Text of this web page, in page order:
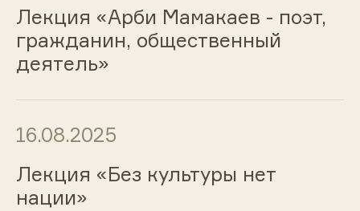
Лекция «Арби Мамакаев - поэт,
гражданин, общественный
деятель»
16.08.2025
Лекция «Без культуры нет
нации»